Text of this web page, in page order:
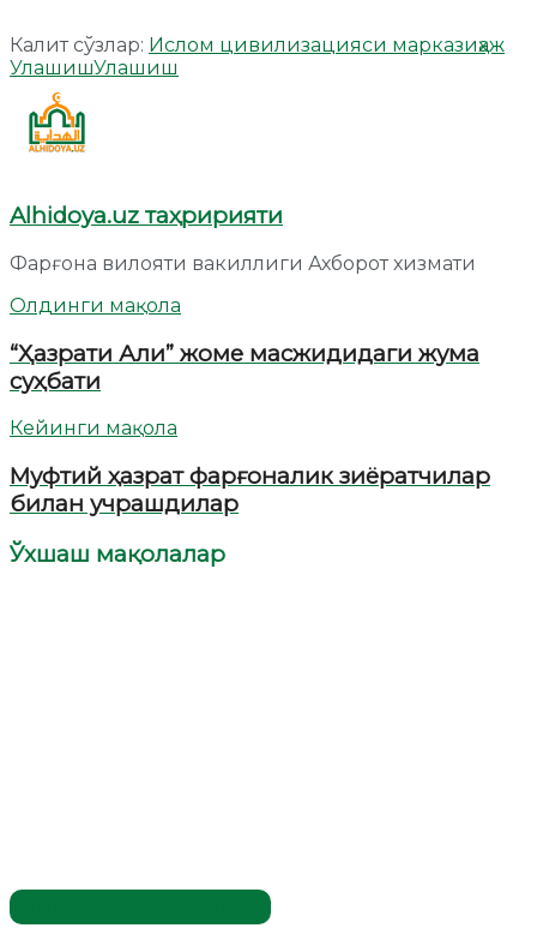
Калит сўзлар: Ислом цивилизацияси марказиҳаж
УлашишУлашиш
Alhidoya.uz таҳририяти
Фарғона вилояти вакиллиги Ахборот хизмати
Олдинги мақола
“Ҳазрати Али” жоме масжидидаги жума
суҳбати
Кейинги мақола
Муфтий ҳазрат фарғоналик зиёратчилар
билан учрашдилар
Ўхшаш мақолалар